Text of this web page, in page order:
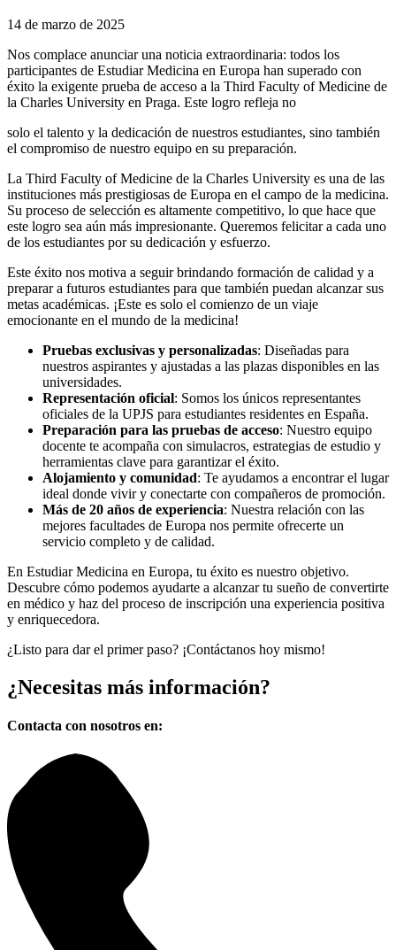
14 de marzo de 2025
Nos complace anunciar una noticia extraordinaria: todos los
participantes de Estudiar Medicina en Europa han superado con
éxito la exigente prueba de acceso a la Third Faculty of Medicine de
la Charles University en Praga. Este logro refleja no
solo el talento y la dedicación de nuestros estudiantes, sino también
el compromiso de nuestro equipo en su preparación.
La Third Faculty of Medicine de la Charles University es una de las
instituciones más prestigiosas de Europa en el campo de la medicina.
Su proceso de selección es altamente competitivo, lo que hace que
este logro sea aún más impresionante. Queremos felicitar a cada uno
de los estudiantes por su dedicación y esfuerzo.
Este éxito nos motiva a seguir brindando formación de calidad y a
preparar a futuros estudiantes para que también puedan alcanzar sus
metas académicas. ¡Este es solo el comienzo de un viaje
emocionante en el mundo de la medicina!
Pruebas exclusivas y personalizadas: Diseñadas para
nuestros aspirantes y ajustadas a las plazas disponibles en las
universidades.
Representación oficial: Somos los únicos representantes
oficiales de la UPJS para estudiantes residentes en España.
Preparación para las pruebas de acceso: Nuestro equipo
docente te acompaña con simulacros, estrategias de estudio y
herramientas clave para garantizar el éxito.
Alojamiento y comunidad: Te ayudamos a encontrar el lugar
ideal donde vivir y conectarte con compañeros de promoción.
Más de 20 años de experiencia: Nuestra relación con las
mejores facultades de Europa nos permite ofrecerte un
servicio completo y de calidad.
En Estudiar Medicina en Europa, tu éxito es nuestro objetivo.
Descubre cómo podemos ayudarte a alcanzar tu sueño de convertirte
en médico y haz del proceso de inscripción una experiencia positiva
y enriquecedora.
¿Listo para dar el primer paso? ¡Contáctanos hoy mismo!
¿Necesitas más información?
Contacta con nosotros en: